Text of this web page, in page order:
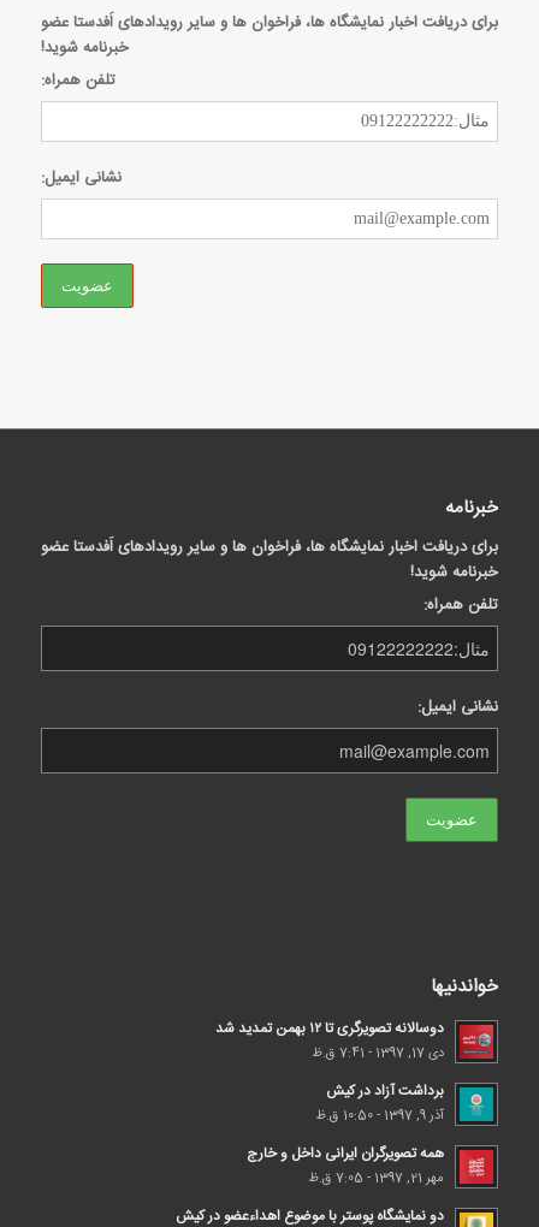
برای دریافت اخبار نمایشگاه ها، فراخوان ها و سایر رویدادهای اَفدستا عضو
خبرنامه شوید!
تلفن همراه:
نشانی ایمیل:
خبرنامه
برای دریافت اخبار نمایشگاه ها، فراخوان ها و سایر رویدادهای اَفدستا عضو
خبرنامه شوید!
تلفن همراه:
نشانی ایمیل:
خواندنیها
دوسالانه تصویرگری تا ۱۲ بهمن تمدید شد
دی 17, 1397 - 7:41 ق.ظ
برداشت آزاد در کیش
آذر 9, 1397 - 10:50 ق.ظ
همه تصویرگران ایرانی داخل و خارج
مهر 21, 1397 - 7:05 ق.ظ
دو نمایشگاه پوستر با موضوع اهداء‌عضو در کیش